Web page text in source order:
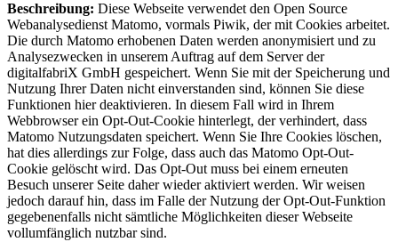
Beschreibung: Diese Webseite verwendet den Open Source
Webanalysedienst Matomo, vormals Piwik, der mit Cookies arbeitet.
Die durch Matomo erhobenen Daten werden anonymisiert und zu
Analysezwecken in unserem Auftrag auf dem Server der
digitalfabriX GmbH gespeichert. Wenn Sie mit der Speicherung und
Nutzung Ihrer Daten nicht einverstanden sind, können Sie diese
Funktionen hier deaktivieren. In diesem Fall wird in Ihrem
Webbrowser ein Opt-Out-Cookie hinterlegt, der verhindert, dass
Matomo Nutzungsdaten speichert. Wenn Sie Ihre Cookies löschen,
hat dies allerdings zur Folge, dass auch das Matomo Opt-Out-
Cookie gelöscht wird. Das Opt-Out muss bei einem erneuten
Besuch unserer Seite daher wieder aktiviert werden. Wir weisen
jedoch darauf hin, dass im Falle der Nutzung der Opt-Out-Funktion
gegebenenfalls nicht sämtliche Möglichkeiten dieser Webseite
vollumfänglich nutzbar sind.